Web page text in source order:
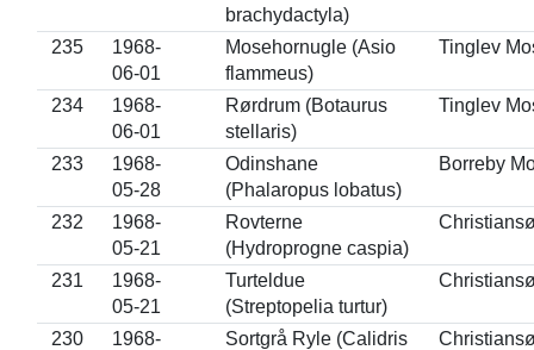
brachydactyla)
235
1968-
06-01
Mosehornugle (Asio
flammeus)
Tinglev
234
1968-
06-01
Rørdrum (Botaurus
stellaris)
Tinglev
233
1968-
05-28
Odinshane
(Phalaropus lobatus)
Borreby
232
1968-
05-21
Rovterne
(Hydroprogne caspia)
231
1968-
05-21
Turteldue
(Streptopelia turtur)
230
1968-
Sortgrå Ryle (Calidris